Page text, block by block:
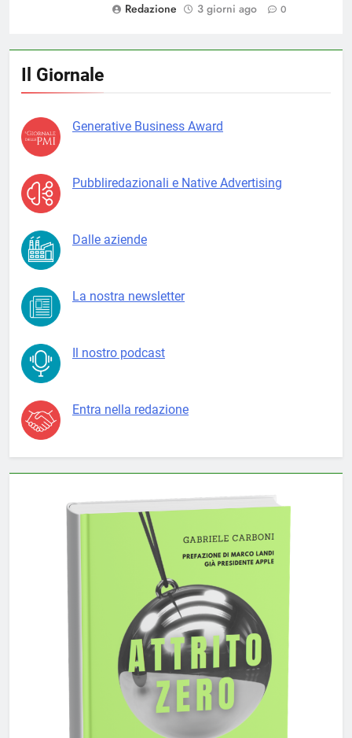
Redazione
3 giorni ago 0
Il Giornale
Generative Business Award
Pubbliredazionali e Native Advertising
Dalle aziende
La nostra newsletter
Il nostro podcast
Entra nella redazione